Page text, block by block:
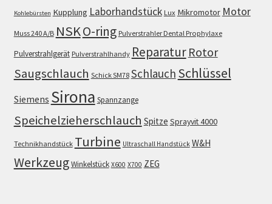
Kohlebürsten Kupplung Laborhandstück Lux Mikromotor Motor
Muss 240 A/B NSKO-ring Pulverstrahler Dental Prophylaxe
Pulverstrahlgerät Pulverstrahlhandy Reparatur Rotor
Saugschlauch Schick SM78 Schlauch Schlüssel
Siemens Sirona Spannzange
Speichelzieherschlauch Spitze Sprayvit 4000
Technikhandstück Turbine Ultraschall Handstück W&H
WerkzeugWinkelstück X600 X700 ZEG